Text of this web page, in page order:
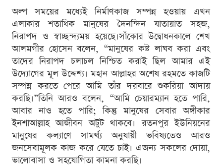
অল্প সময়ের মধ্যেই নির্মাণকাজ সম্পন্ন হওয়ায় এখন
এলাকার শতাধিক মানুষের দৈনন্দিন যাতায়াত সহজ,
নিরাপদ ও স্বাচ্ছন্দ্যময় হয়েছে।সাঁকোর উদ্বোধনকালে শেখ
আলমগীর হোসেন বলেন, “মানুষের কষ্ট লাঘব করা এবং
তাদের নিরাপদ চলাচল নিশ্চিত করাই ছিল আমার এই
উদ্যোগের মূল উদ্দেশ্য। মহান আল্লাহর অশেষ রহমতে কাজটি
সম্পন্ন করতে পেরে আমি তাঁর দরবারে শুকরিয়া আদায়
করছি।”তিনি আরও বলেন, “আমি চেয়ারম্যান হতে পারি,
আবার নাও হতে পারি; কিন্তু মানুষের সেবার অঙ্গীকার
ইনশাআল্লাহ আজীবন অটুট থাকবে। রতনপুর ইউনিয়নের
মানুষের কল্যাণে সামর্থ্য অনুযায়ী ভবিষ্যতেও আরও
জনসেবামূলক কাজ করে যেতে চাই। এজন্য সকলের দোয়া,
ভালোবাসা ও সহযোগিতা কামনা করছি।